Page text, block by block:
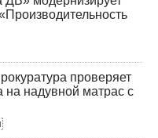
проверяет
на надувной матрас с